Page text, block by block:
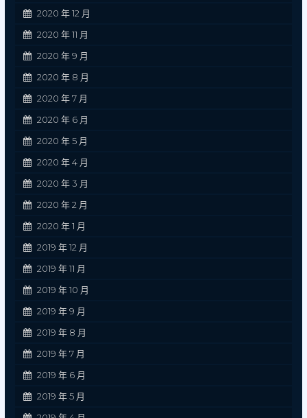
2020 年 12 月
2020 年 11 月
2020 年 9 月
2020 年 8 月
2020 年 7 月
2020 年 6 月
2020 年 5 月
2020 年 4 月
2020 年 3 月
2020 年 2 月
2020 年 1 月
2019 年 12 月
2019 年 11 月
2019 年 10 月
2019 年 9 月
2019 年 8 月
2019 年 7 月
2019 年 6 月
2019 年 5 月